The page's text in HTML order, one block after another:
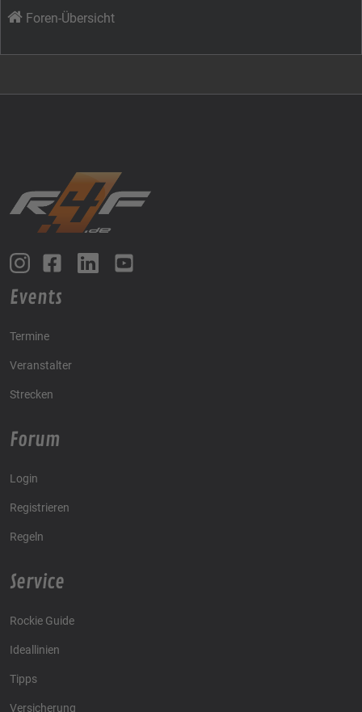
Foren-Übersicht
Events
Termine
Veranstalter
Strecken
Forum
Login
Registrieren
Regeln
Service
Rockie Guide
Ideallinien
Tipps
Versicherung